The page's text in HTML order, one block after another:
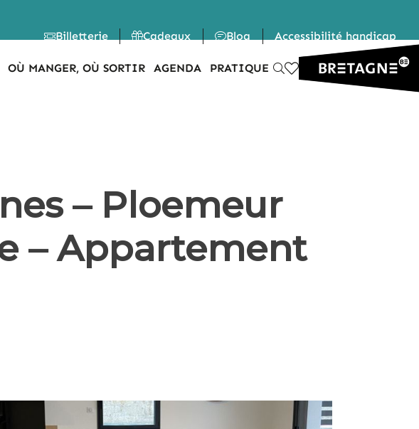
Billetterie
Cadeaux Blog Accessibilité handicap
OÙ MANGER, OÙ SORTIR AGENDA PRATIQUE
– Ploemeur
– Appartement